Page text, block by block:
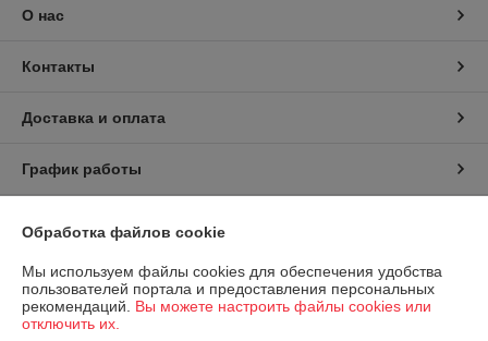
О нас
Контакты
Доставка и оплата
График работы
Политика обработки cookies
Сайт создан на платформе Deal.by
Обработка файлов cookie
Мы используем файлы cookies для обеспечения удобства
пользователей портала и предоставления персональных
рекомендаций. Вы можете настроить файлы cookies или
отключить их.